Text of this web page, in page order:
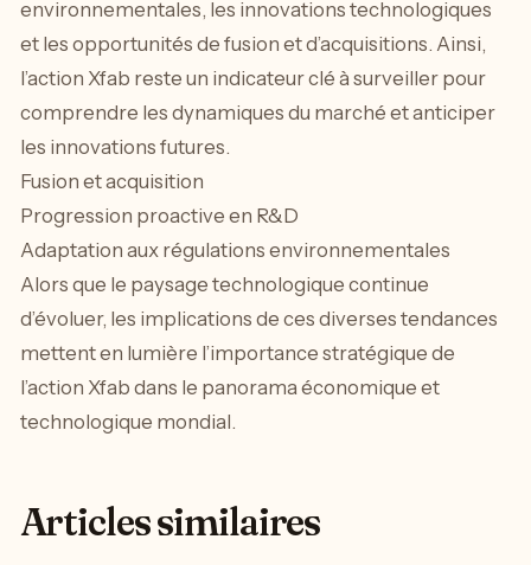
environnementales, les innovations technologiques
et les opportunités de fusion et d’acquisitions. Ainsi,
l’action Xfab reste un indicateur clé à surveiller pour
comprendre les dynamiques du marché et anticiper
les innovations futures.
Fusion et acquisition
Progression proactive en R&D
Adaptation aux régulations environnementales
Alors que le paysage technologique continue
d’évoluer, les implications de ces diverses tendances
mettent en lumière l’importance stratégique de
l’action Xfab dans le panorama économique et
technologique mondial.
Articles similaires